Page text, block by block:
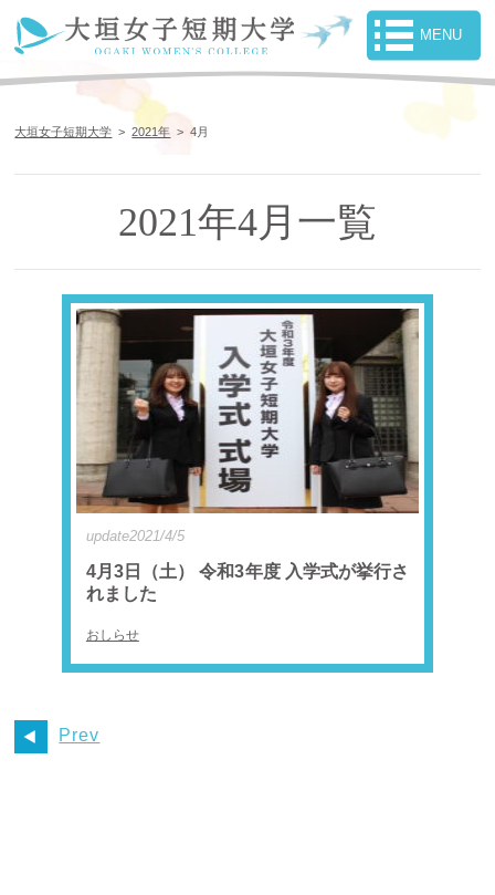
大垣女子短期大学 >2021年 >4月
2021年4月一覧
update2021/4/5
4月3日（土） 令和3年度 入学式が挙行さ
れました
おしらせ
Prev